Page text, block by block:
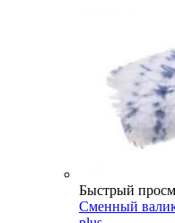
Быстрый
Сменный